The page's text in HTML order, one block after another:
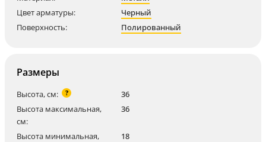
Цвет арматуры:
Черный
Поверхность:
Полированный
Размеры
Высота, см: ?
36
Высота максимальная,
см:
36
Высота минимальная,
18